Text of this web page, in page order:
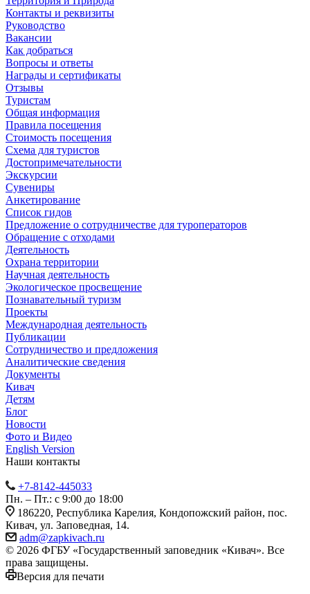
Контакты и реквизиты
Руководство
Вакансии
Как добраться
Вопросы и ответы
Награды и сертификаты
Отзывы
Туристам
Общая информация
Правила посещения
Стоимость посещения
Схема для туристов
Достопримечательности
Экскурсии
Сувениры
Анкетирование
Список гидов
Предложение о сотрудничестве для туроператоров
Обращение с отходами
Деятельность
Охрана территории
Научная деятельность
Экологическое просвещение
Познавательный туризм
Проекты
Международная деятельность
Публикации
Сотрудничество и предложения
Аналитические сведения
Документы
Кивач
Детям
Блог
Новости
Фото и Видео
English Version
Наши контакты
+7-8142-445033
Пн. – Пт.: с 9:00 до 18:00
186220, Республика Карелия, Кондопожский район, пос.
Кивач, ул. Заповедная, 14.
adm@zapkivach.ru
© 2026 ФГБУ «Государственный заповедник «Кивач». Все
права защищены.
Версия для печати